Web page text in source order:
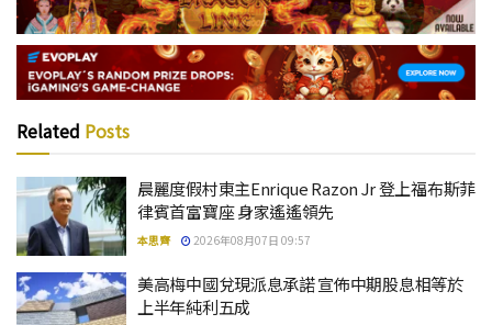
Related Posts
晨麗度假村東主Enrique Razon Jr 登上福布斯菲
律賓首富寶座 身家遙遙領先
本思齊 2026年08月07日 09:57
美高梅中國兌現派息承諾 宣佈中期股息相等於
上半年純利五成